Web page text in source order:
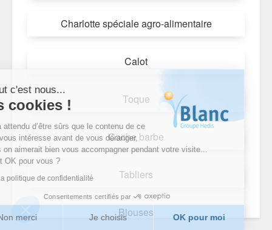
Salut c'est nous...
les cookies !
On a attendu d’être sûrs que le contenu de ce
site vous intéresse avant de vous déranger,
mais on aimerait bien vous accompagner pendant votre visite...
C’est OK pour vous ?
Lire la politique de confidentialité
Consentements certifiés par
Non merci Je choisis OK pour moi
Charlotte spéciale agro-alimentaire
Calot
Toque
Cache barbe
Tabliers
Blouses